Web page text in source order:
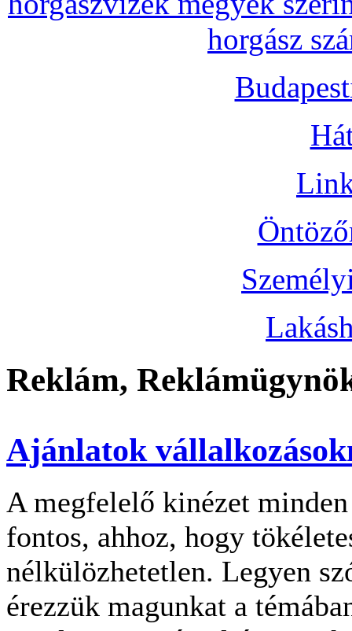
horgász
Reklám,
Ajánlatok
A megfelelő kinézet
fontos, ahhoz, hogy
nélkülözhetetlen. Legyen
érezzük magunkat a